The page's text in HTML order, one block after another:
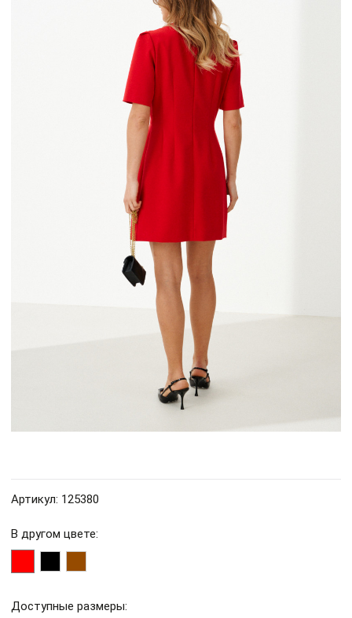
Артикул: 125380
В другом цвете:
Доступные размеры: